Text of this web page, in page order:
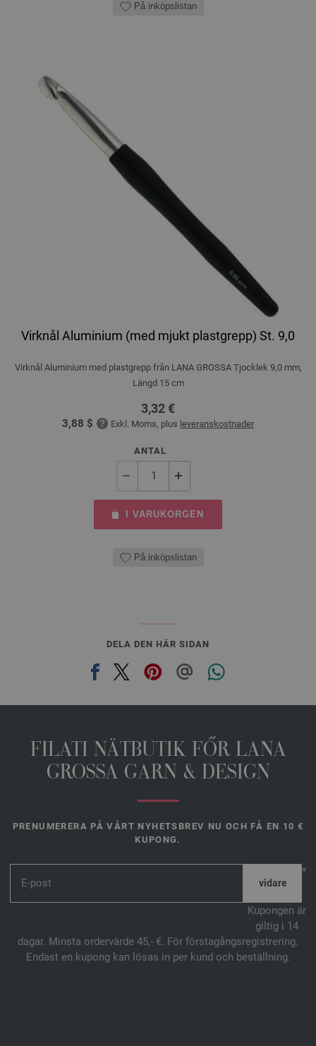
På inköpslistan
Virknål Aluminium (med mjukt plastgrepp) St. 9,0
Virknål Aluminium med plastgrepp från LANA GROSSA Tjocklek 9,0 mm,
Längd 15 cm
3,32 €
3,88 $ Exkl. Moms, plus leveranskostnader
ANTAL
I VARUKORGEN
På inköpslistan
DELA DEN HÄR SIDAN
FILATI NÄTBUTIK FŐR LANA
GROSSA GARN & DESIGN
PRENUMERERA PÅ VÅRT NYHETSBREV NU OCH FÅ EN 10 €
KUPONG.
*
Kupongen är
giltig i 14
dagar. Minsta ordervärde 45,- €. För förstagångsregistrering.
Endast en kupong kan lösas in per kund och beställning.